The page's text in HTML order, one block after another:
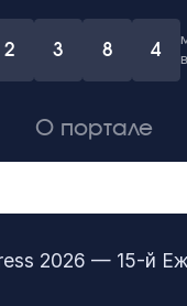
2 3 8 4
О портале
2026 — 15-й